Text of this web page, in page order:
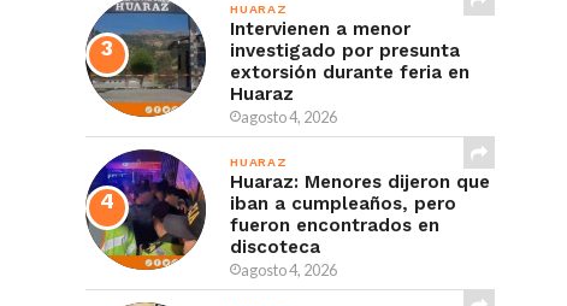
HUARAZ
Intervienen a menor
investigado por presunta
extorsión durante feria en
Huaraz
agosto 4, 2026
HUARAZ
Huaraz: Menores dijeron que
iban a cumpleaños, pero
fueron encontrados en
discoteca
agosto 4, 2026